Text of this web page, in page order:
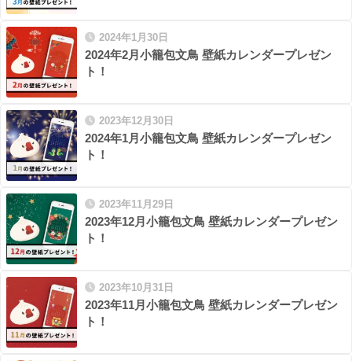
2024年1月30日
2024年2月小籠包文鳥 壁紙カレンダープレゼン
ト！
2023年12月30日
2024年1月小籠包文鳥 壁紙カレンダープレゼン
ト！
2023年11月29日
2023年12月小籠包文鳥 壁紙カレンダープレゼン
ト！
2023年10月31日
2023年11月小籠包文鳥 壁紙カレンダープレゼン
ト！